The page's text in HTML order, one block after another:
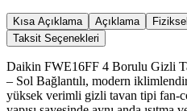
Kısa Açıklama Açıklama
Taksit Seçenekleri
Daikin FWE16FF 4 Borulu Gizli
– Sol Bağlantılı, modern
yüksek verimli gizli tavan tipi fan-